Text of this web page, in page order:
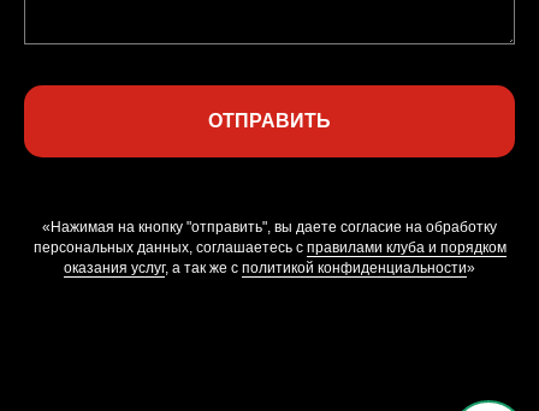
ОТПРАВИТЬ
«Нажимая на кнопку "отправить", вы даете согласие на обработку
персональных данных, соглашаетесь с правилами клуба и порядком
оказания услуг, а так же c политикой конфиденциальности»